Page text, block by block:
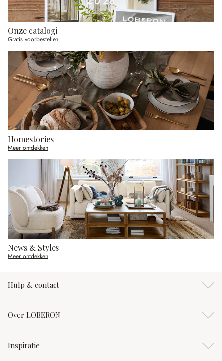
Onze catalogi
Gratis voorbestellen
Homestories
Meer ontdekken
News & Styles
Meer ontdekken
Hulp & contact
Over LOBERON
Inspiratie